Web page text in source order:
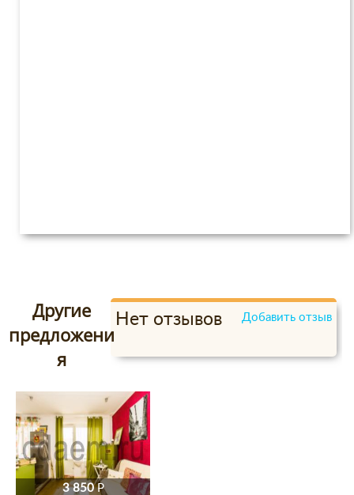
Другие
предложени
я
3 850P
Нет отзывов Добавить отзыв